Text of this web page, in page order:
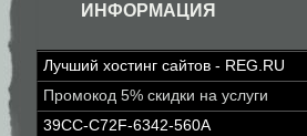
ИНФОРМАЦИЯ
Лучший хостинг сайтов - REG.RU
Промокод 5% скидки на услуги
39CC-C72F-6342-560A